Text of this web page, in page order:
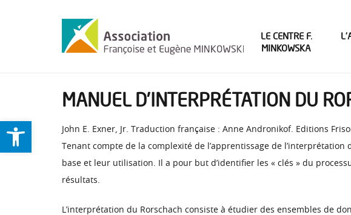
Ouvrir la barre d’outils
LE CENTRE F.
MINKOWSKA
MANUEL D’INTERPRÉTATION DU
John E. Exner, Jr. Traduction française : Anne Andronikof. Editions
Tenant compte de la complexité de l’apprentissage de
base et leur utilisation. Il a pour but d’identifier les « clés » du
résultats.
L’interprétation du Rorschach consiste à étudier des ensembles de